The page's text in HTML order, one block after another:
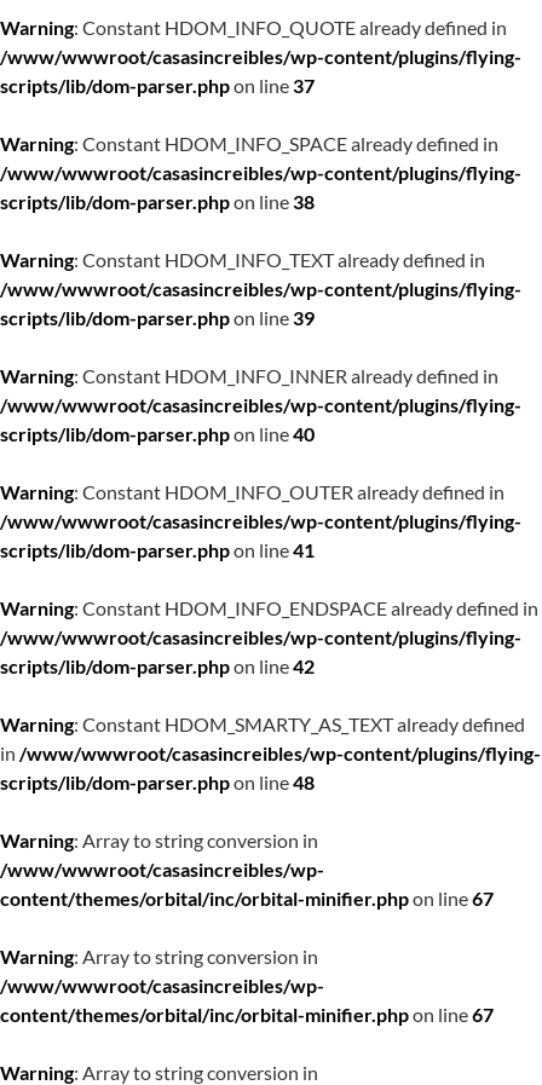
Warning: Constant HDOM_INFO_QUOTE already defined in
/www/wwwroot/casasincreibles/wp-content/plugins/flying-
scripts/lib/dom-parser.phpon line37
Warning: Constant HDOM_INFO_SPACE already defined in
/www/wwwroot/casasincreibles/wp-content/plugins/flying-
scripts/lib/dom-parser.phpon line38
Warning: Constant HDOM_INFO_TEXT already defined in
/www/wwwroot/casasincreibles/wp-content/plugins/flying-
scripts/lib/dom-parser.phpon line39
Warning: Constant HDOM_INFO_INNER already defined in
/www/wwwroot/casasincreibles/wp-content/plugins/flying-
scripts/lib/dom-parser.phpon line40
Warning: Constant HDOM_INFO_OUTER already defined in
/www/wwwroot/casasincreibles/wp-content/plugins/flying-
scripts/lib/dom-parser.phpon line41
Warning: Constant HDOM_INFO_ENDSPACE already defined in
/www/wwwroot/casasincreibles/wp-content/plugins/flying-
scripts/lib/dom-parser.phpon line42
Warning: Constant HDOM_SMARTY_AS_TEXT already defined
in /www/wwwroot/casasincreibles/wp-content/plugins/flying-
scripts/lib/dom-parser.phpon line48
Warning: Array to string conversion in
/www/wwwroot/casasincreibles/wp-
content/themes/orbital/inc/orbital-minifier.phpon line67
Warning: Array to string conversion in
/www/wwwroot/casasincreibles/wp-
content/themes/orbital/inc/orbital-minifier.phpon line67
Warning: Array to string conversion in